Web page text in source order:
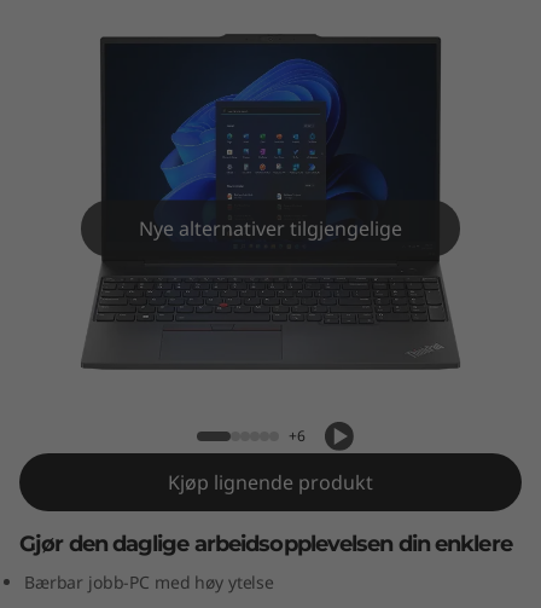
ThinkPad E16 (16" AMD)
Nye alternativer tilgjengelige
+6
Kjøp lignende produkt
Gjør den daglige arbeidsopplevelsen din enklere
Bærbar jobb-PC med høy ytelse